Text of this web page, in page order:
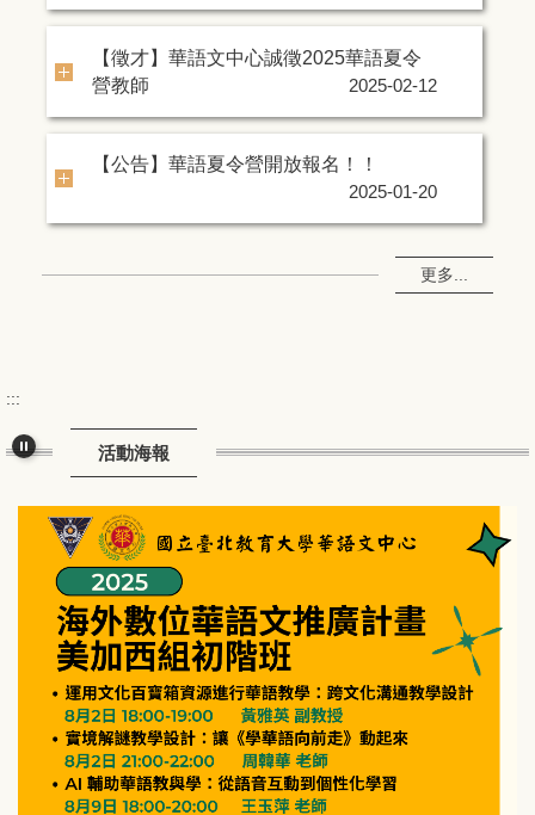
【徵才】華語文中心誠徵2025華語夏令
營教師
2025-02-12
【公告】華語夏令營開放報名！！
2025-01-20
更多...
:::
活動海報